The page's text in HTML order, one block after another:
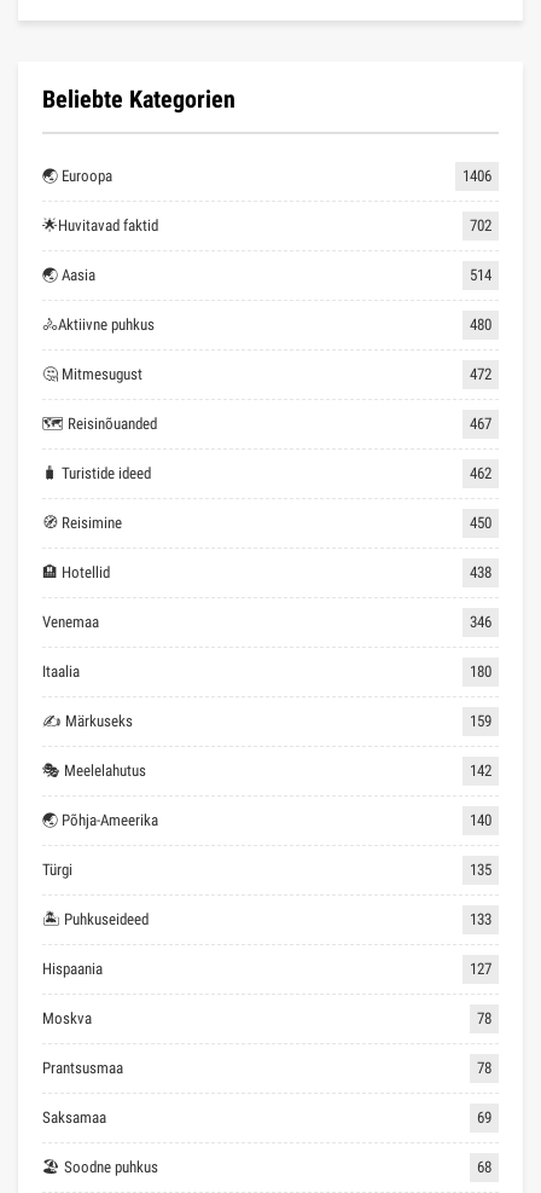
Beliebte Kategorien
🌏 Euroopa 1406
🌟Huvitavad faktid 702
🌏 Aasia 514
🚴Aktiivne puhkus 480
🤔 Mitmesugust 472
🗺 Reisinõuanded 467
🧳 Turistide ideed 462
🧭 Reisimine 450
🏨 Hotellid 438
Venemaa 346
Itaalia 180
✍ Märkuseks 159
🎭 Meelelahutus 142
🌏 Põhja-Ameerika 140
Türgi 135
🏝 Puhkuseideed 133
Hispaania 127
Moskva 78
Prantsusmaa 78
Saksamaa 69
🏖 Soodne puhkus 68